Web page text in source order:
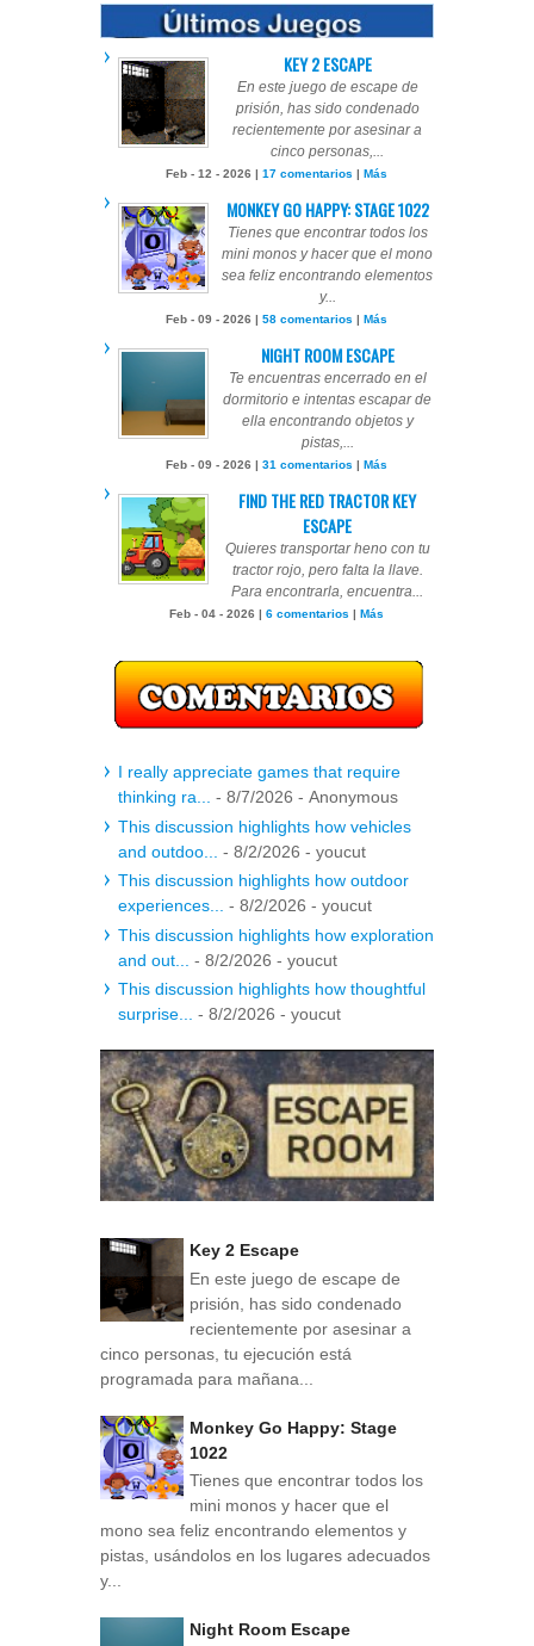
KEY 2 ESCAPE
En este juego de escape de
prisión, has sido condenado
recientemente por asesinar a
cinco personas,...
Feb - 12 - 2026 | 17 comentarios | Más
MONKEY GO HAPPY: STAGE 1022
Tienes que encontrar todos los
mini monos y hacer que el mono
sea feliz encontrando elementos
y...
Feb - 09 - 2026 | 58 comentarios | Más
NIGHT ROOM ESCAPE
Te encuentras encerrado en el
dormitorio e intentas escapar de
ella encontrando objetos y
pistas,...
Feb - 09 - 2026 | 31 comentarios | Más
FIND THE RED TRACTOR KEY
ESCAPE
Quieres transportar heno con tu
tractor rojo, pero falta la llave.
Para encontrarla, encuentra...
Feb - 04 - 2026 | 6 comentarios | Más
I really appreciate games that require
thinking ra... - 8/7/2026 - Anonymous
This discussion highlights how vehicles
and outdoo...
- 8/2/2026 - youcut
This discussion highlights how outdoor
experiences... - 8/2/2026 - youcut
This discussion highlights how exploration
and out...
- 8/2/2026 - youcut
This discussion highlights how thoughtful
surprise... - 8/2/2026 - youcut
Key 2 Escape
En este juego de escape de
prisión, has sido condenado
recientemente por asesinar a
cinco personas, tu ejecución está
programada para mañana...
Monkey Go Happy: Stage
1022
Tienes que encontrar todos los
mini monos y hacer que el
mono sea feliz encontrando elementos y
pistas, usándolos en los lugares adecuados
y...
Night Room Escape